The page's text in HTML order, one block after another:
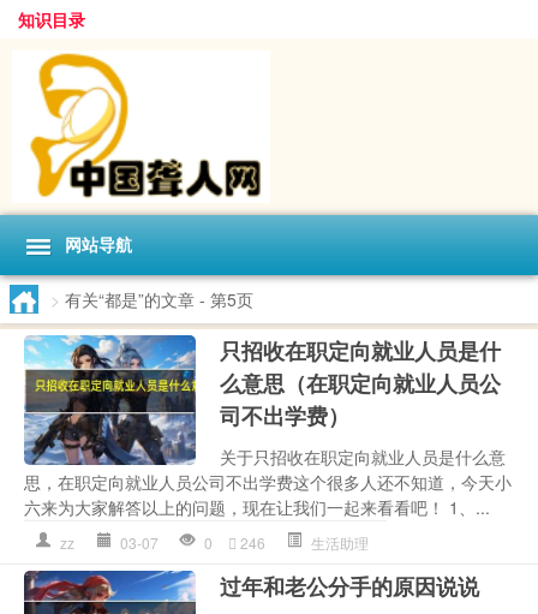
知识目录
网站导航
> 有关“都是”的文章 - 第5页
只招收在职定向就业人员是什
么意思（在职定向就业人员公
司不出学费）
关于只招收在职定向就业人员是什么意
思，在职定向就业人员公司不出学费这个很多人还不知道，今天小
六来为大家解答以上的问题，现在让我们一起来看看吧！ 1、...
zz 03-07 0 246 生活助理
过年和老公分手的原因说说